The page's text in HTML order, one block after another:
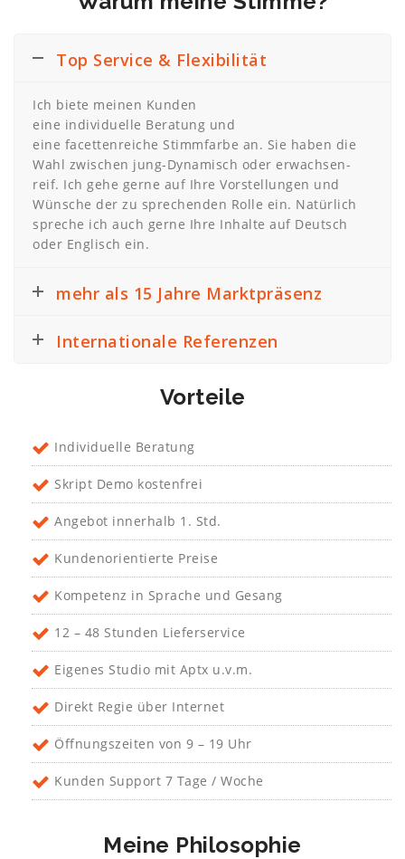
Top Service & Flexibilität
Ich biete meinen Kunden
eine individuelle Beratung und
eine facettenreiche Stimmfarbe an. Sie haben die
Wahl zwischen jung-Dynamisch oder erwachsen-
reif. Ich gehe gerne auf Ihre Vorstellungen und
Wünsche der zu sprechenden Rolle ein. Natürlich
spreche ich auch gerne Ihre Inhalte auf Deutsch
oder Englisch ein.
mehr als 15 Jahre Marktpräsenz
Internationale Referenzen
Vorteile
Individuelle Beratung
Skript Demo kostenfrei
Angebot innerhalb 1. Std.
Kundenorientierte Preise
Kompetenz in Sprache und Gesang
12 – 48 Stunden Lieferservice
Eigenes Studio mit Aptx u.v.m.
Direkt Regie über Internet
Öffnungszeiten von 9 – 19 Uhr
Kunden Support 7 Tage / Woche
Meine Philosophie